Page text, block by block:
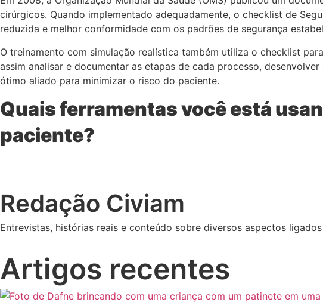
cirúrgicos. Quando implementado adequadamente, o checklist de
reduzida e melhor conformidade com os padrões de segurança
O treinamento com simulação realística também utiliza o checklist
assim analisar e documentar as etapas de cada processo,
ótimo aliado para minimizar o risco do paciente.
Quais ferramentas você está
paciente?
Redação Civiam
Entrevistas, histórias reais e conteúdo sobre diversos aspectos
Artigos recentes